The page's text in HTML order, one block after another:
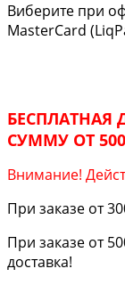
Виберите при
MasterCard
БЕСПЛАТНАЯ
СУММУ ОТ
Внимание!
При заказе от
При заказе от
доставка!